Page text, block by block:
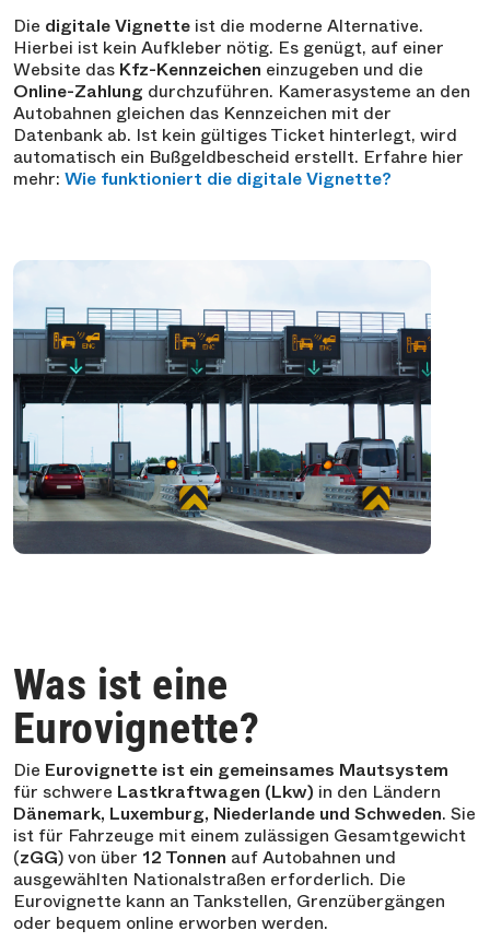
Die digitale Vignette ist die moderne Alternative.
Hierbei ist kein Aufkleber nötig. Es genügt, auf einer
Website das Kfz-Kennzeichen einzugeben und die
Online-Zahlung durchzuführen. Kamerasysteme an den
Autobahnen gleichen das Kennzeichen mit der
Datenbank ab. Ist kein gültiges Ticket hinterlegt, wird
automatisch ein Bußgeldbescheid erstellt. Erfahre hier
mehr: Wie funktioniert die digitale Vignette?
Was ist eine
Eurovignette?
Die Eurovignette ist ein gemeinsames Mautsystem
für schwere Lastkraftwagen (Lkw) in den Ländern
Dänemark, Luxemburg, Niederlande und Schweden. Sie
ist für Fahrzeuge mit einem zulässigen Gesamtgewicht
(zGG) von über 12 Tonnen auf Autobahnen und
ausgewählten Nationalstraßen erforderlich. Die
Eurovignette kann an Tankstellen, Grenzübergängen
oder bequem online erworben werden.